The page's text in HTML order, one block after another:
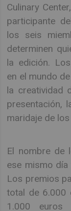
Culinary
participante
los seis
determinen
la edición.
en el mundo
la creatividad
presentación,
maridaje de
El nombre de
ese mismo
Los premios
total de 6.000
1.000 euros